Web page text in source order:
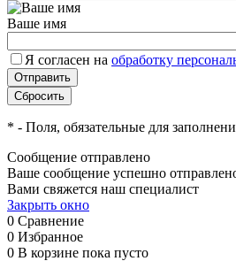
Ваше имя
Я согласен на обработку
* - Поля, обязательные для
Сообщение отправлено
Ваше сообщение успешно
Вами свяжется наш специалист
Закрыть окно
0 Сравнение
0 Избранное
0 В корзине пока пусто